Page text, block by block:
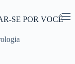
SE POR VOCÊ